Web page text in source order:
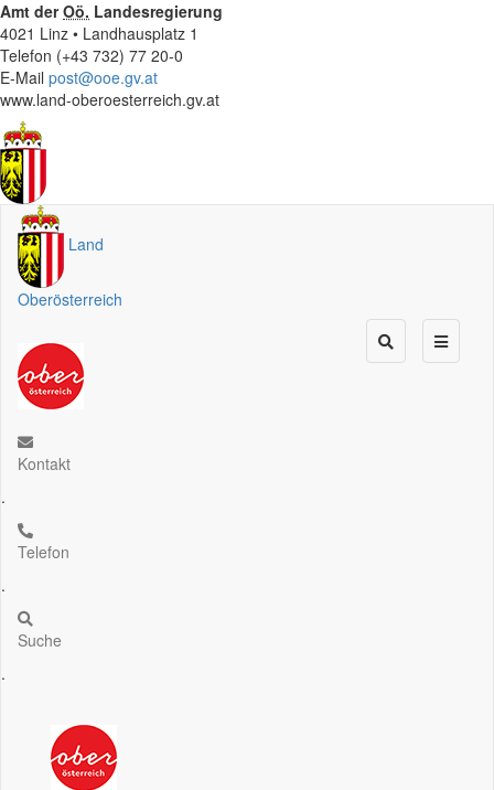
Amt derOö. Landesregierung
4021 Linz • Landhausplatz 1
Telefon (+43 732) 77 20-0
E-Mail post@ooe.gv.at
www.land-oberoesterreich.gv.at
Land
Oberösterreich
Kontakt
.
Telefon
.
Suche
.